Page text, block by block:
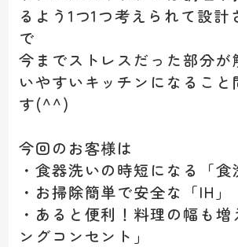
るよう1つ1つ考えられて設計
で
今までストレスだった部分が
いやすいキッチンになること
す(^^)
今回のお客様は
・食器洗いの時短になる「食
・お掃除簡単で安全な「IH」
・あると便利！料理の幅も
ングコンセント」